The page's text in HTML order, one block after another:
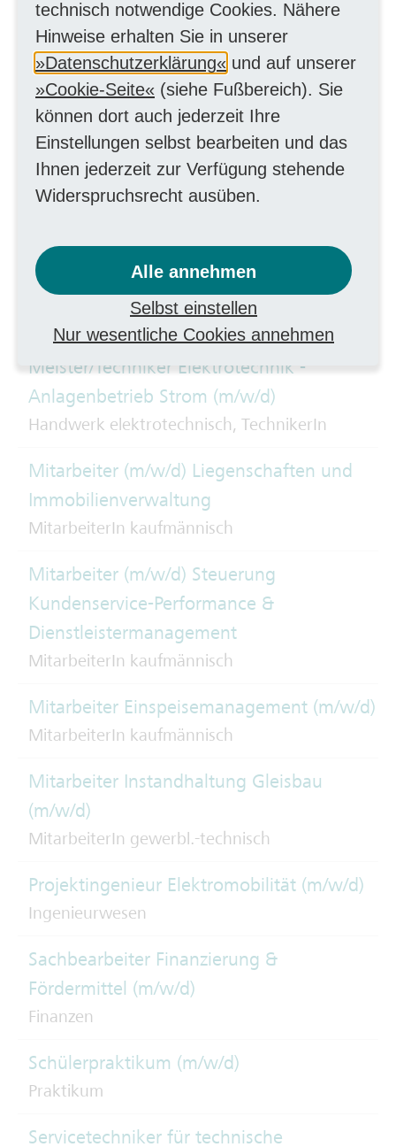
Prozessmanagement (m/w/d)
MitarbeiterIn kaufmännisch
Kreditorenbuchhalter für
Konzerneingangsrechnungen /
Finanzbuchhalter (m/w/d)
Finanzen
als Netzführer Energieversorgung –
Leitstelle
Handwerk elektrotechnisch
Meister/Techniker Elektrotechnik -
Anlagenbetrieb Strom (m/w/d)
Handwerk elektrotechnisch, TechnikerIn
Mitarbeiter (m/w/d) Liegenschaften und
Immobilienverwaltung
MitarbeiterIn kaufmännisch
Mitarbeiter (m/w/d) Steuerung
Kundenservice-Performance &
Dienstleistermanagement
MitarbeiterIn kaufmännisch
Mitarbeiter Einspeisemanagement (m/w/d)
MitarbeiterIn kaufmännisch
Mitarbeiter Instandhaltung Gleisbau
(m/w/d)
MitarbeiterIn gewerbl.-technisch
Projektingenieur Elektromobilität (m/w/d)
Ingenieurwesen
Sachbearbeiter Finanzierung &
Fördermittel (m/w/d)
Finanzen
Schülerpraktikum (m/w/d)
Praktikum
Servicetechniker für technische
technisch notwendige Cookies. Nähere
Hinweise erhalten Sie in unserer
Datenschutzerklärung
und auf unserer
Cookie-Seite
(siehe Fußbereich). Sie
können dort auch jederzeit Ihre
Einstellungen selbst bearbeiten und das
Ihnen jederzeit zur Verfügung stehende
Widerspruchsrecht ausüben.
Alle annehmen
Selbst einstellen
Nur wesentliche Cookies annehmen